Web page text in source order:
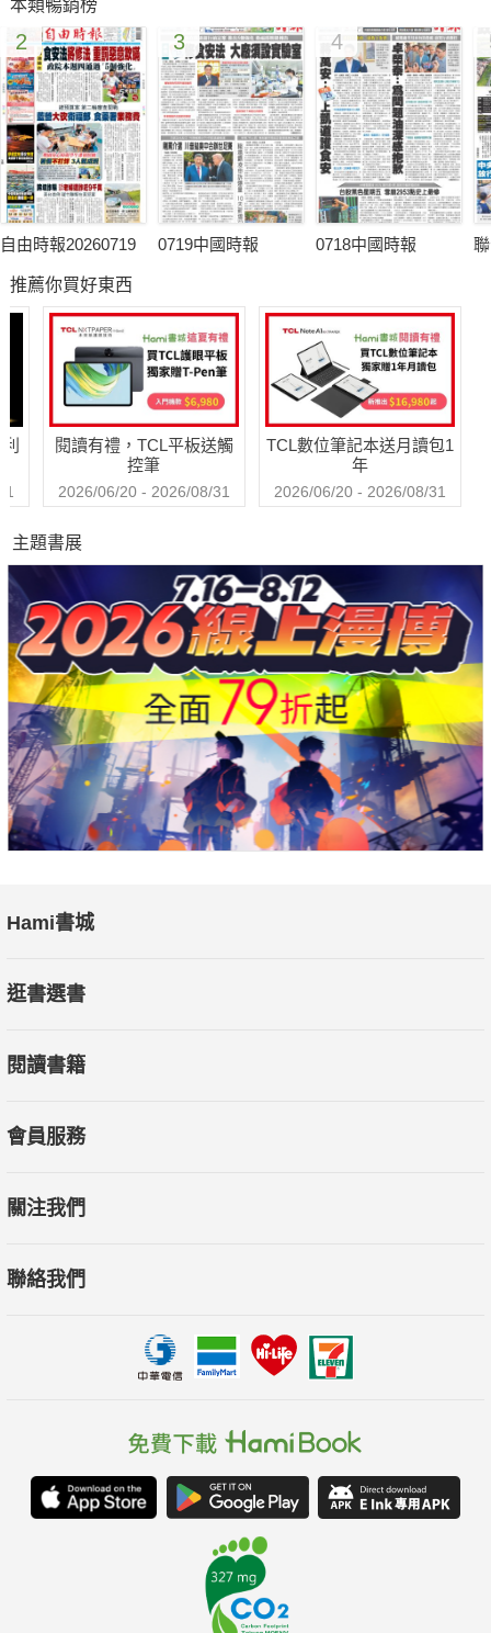
本類暢銷榜
2
自由時報20260719
3
0719中國時報
4
0718中國時報
推薦你買好東西
閱讀有禮，TCL平板送觸
控筆
2026/06/20 - 2026/08/31
TCL數位筆記本送月讀包1
年
2026/06/20 - 2026/08/31
主題書展
Hami書城
逛書選書
閱讀書籍
會員服務
關注我們
聯絡我們